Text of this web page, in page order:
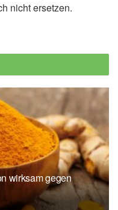
von Katja Helbig
(abgerufen
Minimale
Wirkung. 20.
2020
nicht ersetzen.
wirksam gegen